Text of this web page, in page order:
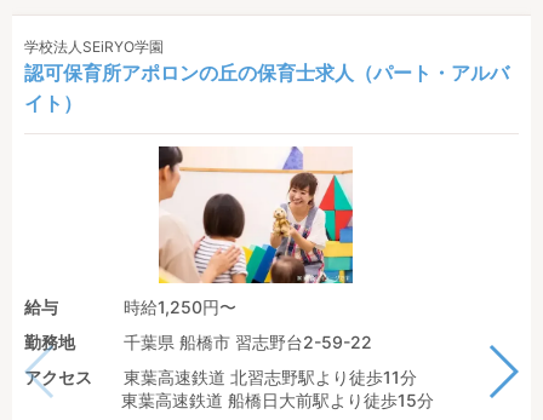
学校法人SEiRYO学園
認可保育所アポロンの丘の保育士求人（パート・アルバ
イト）
給与
時給1,250円〜
勤務地
千葉県 船橋市 習志野台2-59-22
アクセス
東葉高速鉄道 北習志野駅より徒歩11分
東葉高速鉄道 船橋日大前駅より徒歩15分